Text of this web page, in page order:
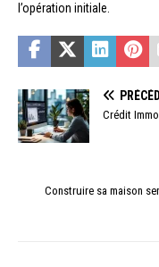
l’opération initiale.
Crédit
Construire sa maison